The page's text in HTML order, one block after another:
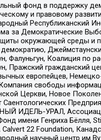
фонд в поддержку
и правовому
Республиканский
за Демократические
окружающей среды и
Фалуньгун, Коалиция по
Пражский гражданский
европейцев,
свободы
Церкви, Новое
Саентологических
ИДЕЛЬ-УРАЛ,
имени Генриха Бёлля,
Calvert 22 Foundation,
научный центр им